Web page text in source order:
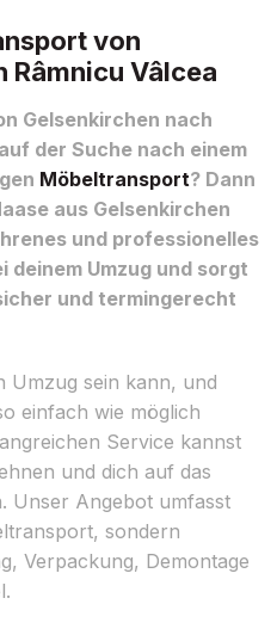
von
Râmnicu Vâlcea
Gelsenkirchen nach
der Suche nach einem
Möbeltransport? Dann
aus Gelsenkirchen
und professionelles
Umzug und sorgt
und termingerecht
Umzug sein kann, und
einfach wie möglich
Service kannst
und dich auf das
Unser Angebot umfasst
sondern
Verpackung, Demontage